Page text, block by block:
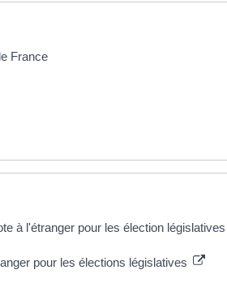
France
à l'étranger pour les élection
pour les élections législatives